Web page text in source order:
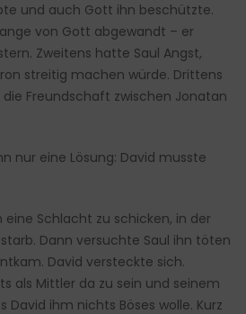
und auch Gott ihn beschützte.
von Gott abgewandt – er
Zweitens hatte Saul Angst,
streitig machen würde. Drittens
Freundschaft zwischen Jonatan
nur eine Lösung: David musste
eine Schlacht zu schicken, in der
Dann versuchte Saul ihn töten
David versteckte sich.
als Mittler da zu sein und seinem
David ihm nichts Böses wolle. Kurz